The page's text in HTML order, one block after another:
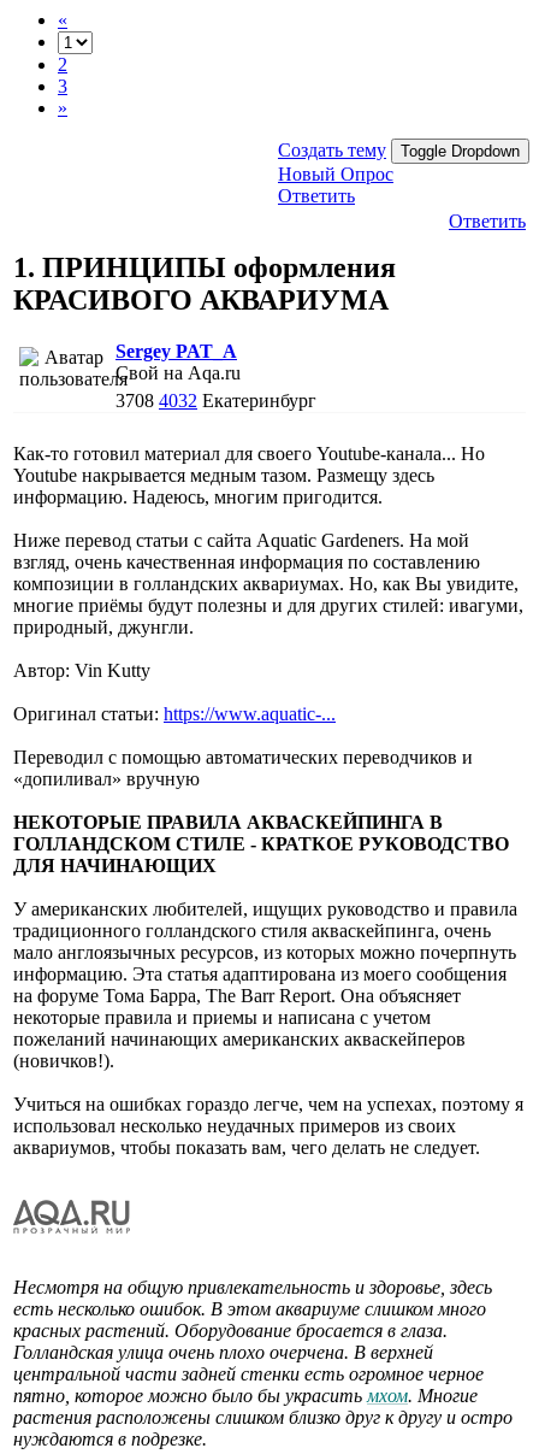
«
2
3
»
Создать тему Toggle Dropdown
Новый Опрос
Ответить
Ответить
1. ПРИНЦИПЫ оформления
КРАСИВОГО АКВАРИУМА
Sergey PAT_A
Свой на Aqa.ru
3708 4032 Екатеринбург
Как-то готовил материал для своего Youtube-канала... Но
Youtube накрывается медным тазом. Размещу здесь
информацию. Надеюсь, многим пригодится.
Ниже перевод статьи с сайта Aquatic Gardeners. На мой
взгляд, очень качественная информация по составлению
композиции в голландских аквариумах. Но, как Вы увидите,
многие приёмы будут полезны и для других стилей: ивагуми,
природный, джунгли.
Автор: Vin Kutty
Оригинал статьи: https://www.aquatic-...
Переводил с помощью автоматических переводчиков и
«допиливал» вручную
НЕКОТОРЫЕ ПРАВИЛА АКВАСКЕЙПИНГА В
ГОЛЛАНДСКОМ СТИЛЕ - КРАТКОЕ РУКОВОДСТВО
ДЛЯ НАЧИНАЮЩИХ
У американских любителей, ищущих руководство и правила
традиционного голландского стиля акваскейпинга, очень
мало англоязычных ресурсов, из которых можно почерпнуть
информацию. Эта статья адаптирована из моего сообщения
на форуме Тома Барра, The Barr Report. Она объясняет
некоторые правила и приемы и написана с учетом
пожеланий начинающих американских акваскейперов
(новичков!).
Учиться на ошибках гораздо легче, чем на успехах, поэтому я
использовал несколько неудачных примеров из своих
аквариумов, чтобы показать вам, чего делать не следует.
Несмотря на общую привлекательность и здоровье, здесь
есть несколько ошибок. В этом аквариуме слишком много
красных растений. Оборудование бросается в глаза.
Голландская улица очень плохо очерчена. В верхней
центральной части задней стенки есть огромное черное
пятно, которое можно было бы украсить мхом. Многие
растения расположены слишком близко друг к другу и остро
нуждаются в подрезке.